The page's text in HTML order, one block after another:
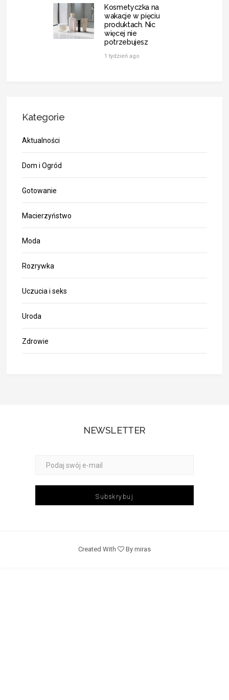
Kosmetyczka na
wakacje w pięciu
produktach. Nic
więcej nie
potrzebujesz
1 tydzień ago
Kategorie
Aktualności
Dom i Ogród
Gotowanie
Macierzyństwo
Moda
Rozrywka
Uczucia i seks
Uroda
Zdrowie
NEWSLETTER
Subskrybuj
Created With By miras